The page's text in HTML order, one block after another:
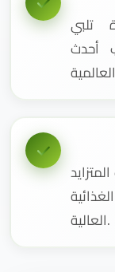
تلبي
أحدث
العالية.